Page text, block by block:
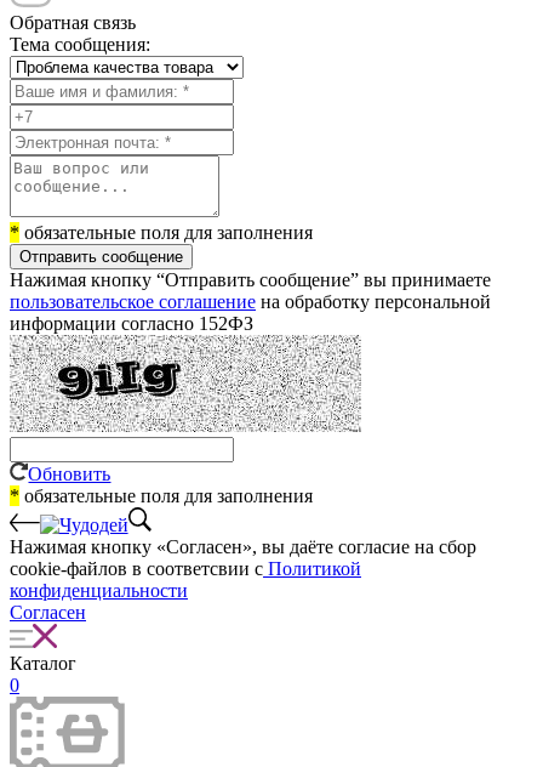
Обратная связь
Тема сообщения:
* обязательные поля для заполнения
Отправить сообщение
Нажимая кнопку “Отправить сообщение” вы принимаете
пользовательское соглашение на обработку персональной
информации согласно 152ФЗ
Обновить
* обязательные поля для заполнения
Нажимая кнопку «Согласен», вы даёте cогласие на сбор
cookie-файлов в соответсвии с Политикой
конфиденциальности
Согласен
Каталог
0